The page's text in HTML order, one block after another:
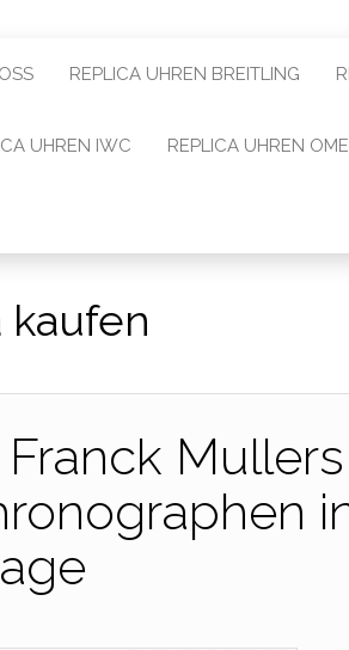
REPLICA UHREN BREITLING
UHREN IWC REPLICA UHREN
kaufen
Mullers